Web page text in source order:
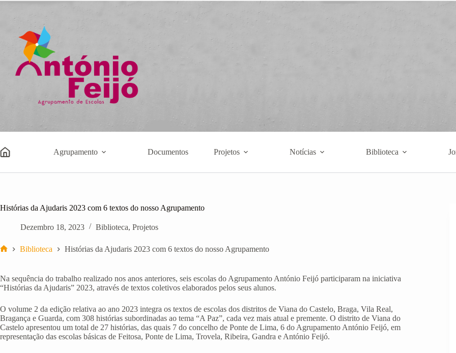
Pular
conteúdo
Agrupamento Documentos Projetos Notícias Biblioteca
Histórias da Ajudaris 2023 com 6 textos do nosso Agrupamento
Dezembro 18, 2023 Biblioteca, Projetos
Biblioteca Histórias da Ajudaris 2023 com 6 textos do nosso Agrupamento
Na sequência do trabalho realizado nos anos anteriores, seis escolas do Agrupamento António Feijó participaram na iniciativa
“Histórias da Ajudaris” 2023, através de textos coletivos elaborados pelos seus alunos.
O volume 2 da edição relativa ao ano 2023 integra os textos de escolas dos distritos de Viana do Castelo, Braga, Vila Real,
Bragança e Guarda, com 308 histórias subordinadas ao tema “A Paz”, cada vez mais atual e premente. O distrito de Viana do
Castelo apresentou um total de 27 histórias, das quais 7 do concelho de Ponte de Lima, 6 do Agrupamento António Feijó, em
representação das escolas básicas de Feitosa, Ponte de Lima, Trovela, Ribeira, Gandra e António Feijó.